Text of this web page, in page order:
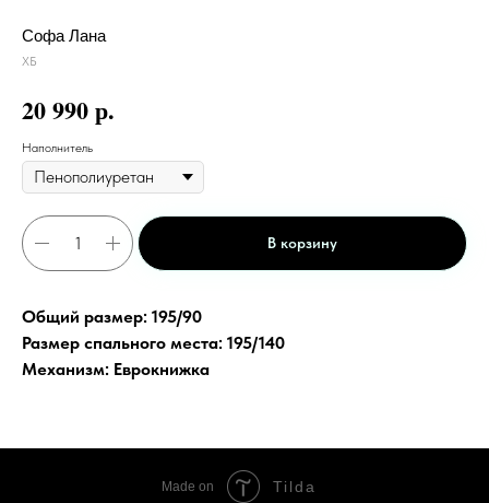
Софа Лана
ХБ
20 990р.
Наполнитель
В корзину
Общий размер: 195/90
Размер спального места: 195/140
Механизм: Еврокнижка
Made on Tilda